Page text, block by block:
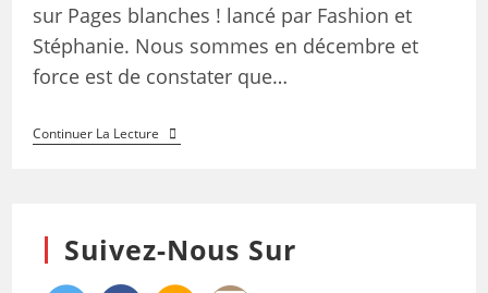
sur Pages blanches ! lancé par Fashion et
Stéphanie. Nous sommes en décembre et
force est de constater que…
Continuer La Lecture
Suivez-Nous Sur